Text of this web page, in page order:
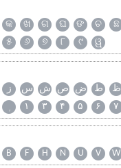
କ ଖ ଗ ଘ ଙ ଚ ଛ
୫ ୬ ୭ ୮ ୯ ୱ
ز س ش ص ض ط ظ
۱ ۳ ۴ ۵ ۶ ۷
B F H N U V W